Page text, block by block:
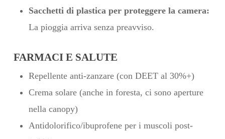
Sacchetti di plastica per proteggere la camera:
La pioggia arriva senza preavviso.
FARMACI E SALUTE
Repellente anti-zanzare (con DEET al 30%+)
Crema solare (anche in foresta, ci sono aperture
nella canopy)
Antidolorifico/ibuprofene per i muscoli post-